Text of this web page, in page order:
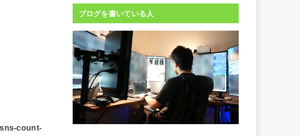
count-
ブログを書いている人